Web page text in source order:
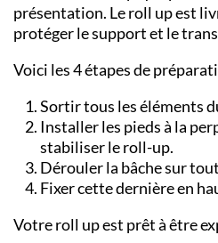
présentation. Le roll up est
protéger le support et le
Voici les 4 étapes de
Sortir tous les éléments
Installer les pieds à la
stabiliser le roll-up.
Dérouler la bâche sur
Fixer cette dernière en
Votre roll up est prêt à être